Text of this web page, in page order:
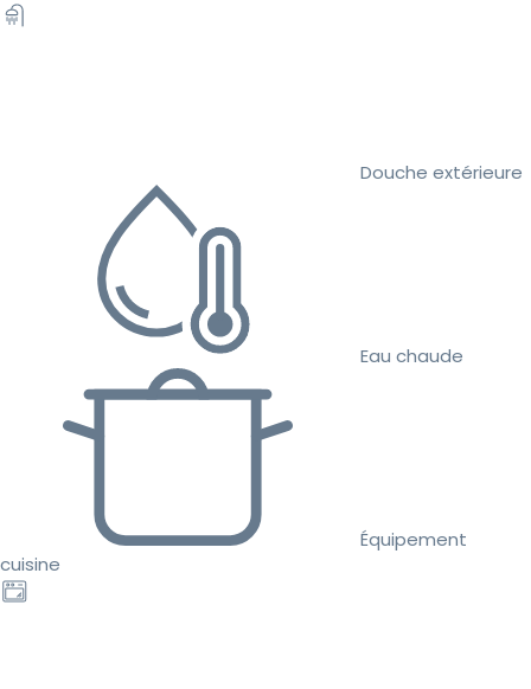
Douche extérieure
Eau chaude
Équipement
cuisine